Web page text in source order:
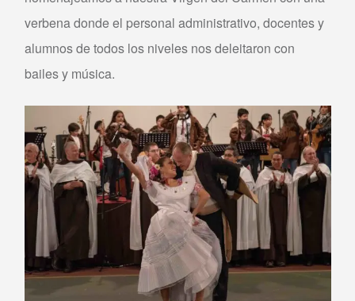
verbena donde el personal administrativo, docentes y
alumnos de todos los niveles nos deleitaron con
bailes y música.